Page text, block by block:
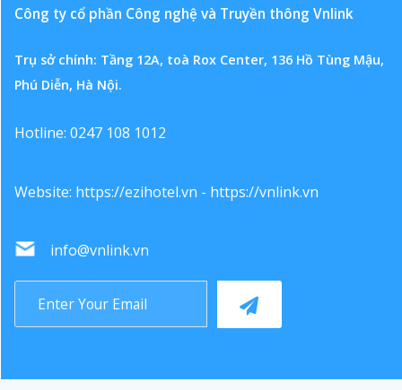
Công ty cổ phần Công nghệ và Truyền thông Vnlink
Trụ sở chính: Tầng 12A, toà Rox Center, 136 Hồ Tùng Mậu,
Phú Diễn, Hà Nội.
Hotline: 0247 108 1012
Website: https://ezihotel.vn - https://vnlink.vn
info@vnlink.vn